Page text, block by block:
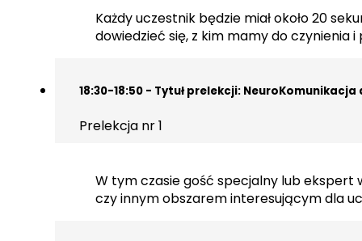
Każdy uczestnik będzie miał około 20
dowiedzieć się, z kim mamy do czynienia
18:30-18:50 - Tytuł prelekcji:
Prelekcja nr 1
W tym czasie gość specjalny lub
czy innym obszarem interesującym dla